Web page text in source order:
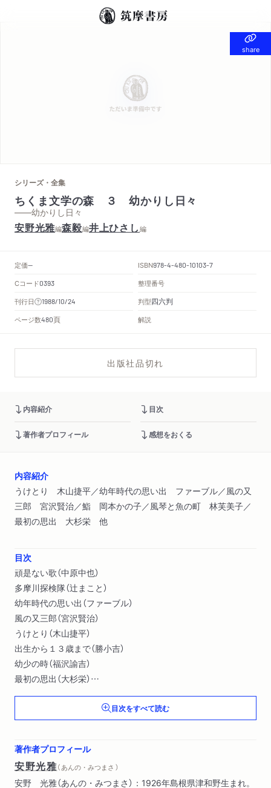
share
share
シリーズ・全集
ちくま文学の森 ３ 幼かりし日々
——幼かりし日々
安野光雅編森毅編井上ひさし編
定価-- ISBN978-4-480-10103-7
Cコード0393
整理番号
刊行日
1988/10/24 判型四六判
ページ数480頁 解説
出版社品切れ
内容紹介 目次
著作者プロフィール 感想をおくる
内容紹介
うけとり 木山捷平／幼年時代の思い出 ファーブル／風の又
三郎 宮沢賢治／鮨 岡本かの子／風琴と魚の町 林芙美子／
最初の思出 大杉栄 他
目次
頑是ない歌（中原中也）
多摩川探検隊（辻まこと）
幼年時代の思い出（ファーブル）
風の又三郎（宮沢賢治）
うけとり（木山捷平）
出生から１３歳まで（勝小吉）
幼少の時（福沢諭吉）
最初の思出（大杉栄）
お月さまいくつ（山川菊栄）
少女（マンスフィールド）
鮨（岡本かの子）
龍潭譚（泉鏡花）
少年〈こども〉の悲哀〈かなしみ〉（国木田独歩）
目次をすべて読む
著作者プロフィール
安野光雅（ あんの・みつまさ ）
安野 光雅（あんの・みつまさ）：1926年島根県津和野生まれ。